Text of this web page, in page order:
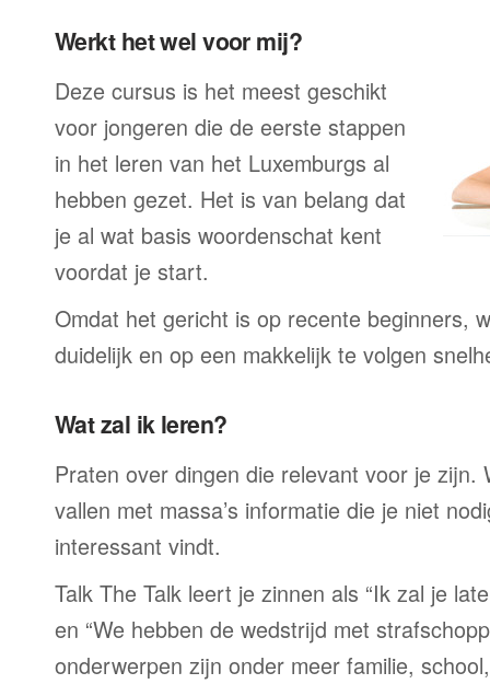
Werkt het wel voor mij?
Deze cursus is het meest geschikt
voor jongeren die de eerste stappen
in het leren van het Luxemburgs al
hebben gezet. Het is van belang dat
je al wat basis woordenschat kent
voordat je start.
Omdat het gericht is op recente beginners,
duidelijk en op een makkelijk te volgen
Wat zal ik leren?
Praten over dingen die relevant voor je zijn.
vallen met massa’s informatie die je niet
interessant vindt.
Talk The Talk leert je zinnen als “Ik zal je
en “We hebben de wedstrijd met
onderwerpen zijn onder meer familie,